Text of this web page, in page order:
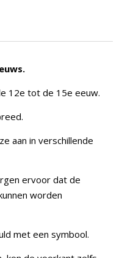
12e tot de 15e eeuw.
aan in verschillende
ervoor dat de
worden
met een symbool.